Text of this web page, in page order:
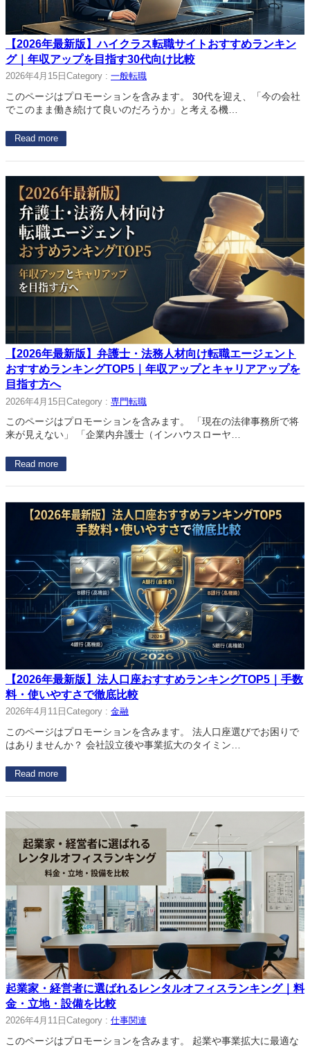
【2026年最新版】ハイクラス転職サイトおすすめランキン
グ｜年収アップを目指す30代向け比較
2026年4月15日 Category : 一般転職
このページはプロモーションを含みます。 30代を迎え、「今の会社
でこのまま働き続けて良いのだろうか」と考える機…
Read more
【2026年最新版】弁護士・法務人材向け転職エージェント
おすすめランキングTOP5｜年収アップとキャリアアップを
目指す方へ
2026年4月15日 Category : 専門転職
このページはプロモーションを含みます。 「現在の法律事務所で将
来が見えない」 「企業内弁護士（インハウスローヤ…
Read more
【2026年最新版】法人口座おすすめランキングTOP5｜手数
料・使いやすさで徹底比較
2026年4月11日 Category : 金融
このページはプロモーションを含みます。 法人口座選びでお困りで
はありませんか？ 会社設立後や事業拡大のタイミン…
Read more
起業家・経営者に選ばれるレンタルオフィスランキング｜料
金・立地・設備を比較
2026年4月11日 Category : 仕事関連
このページはプロモーションを含みます。 起業や事業拡大に最適な